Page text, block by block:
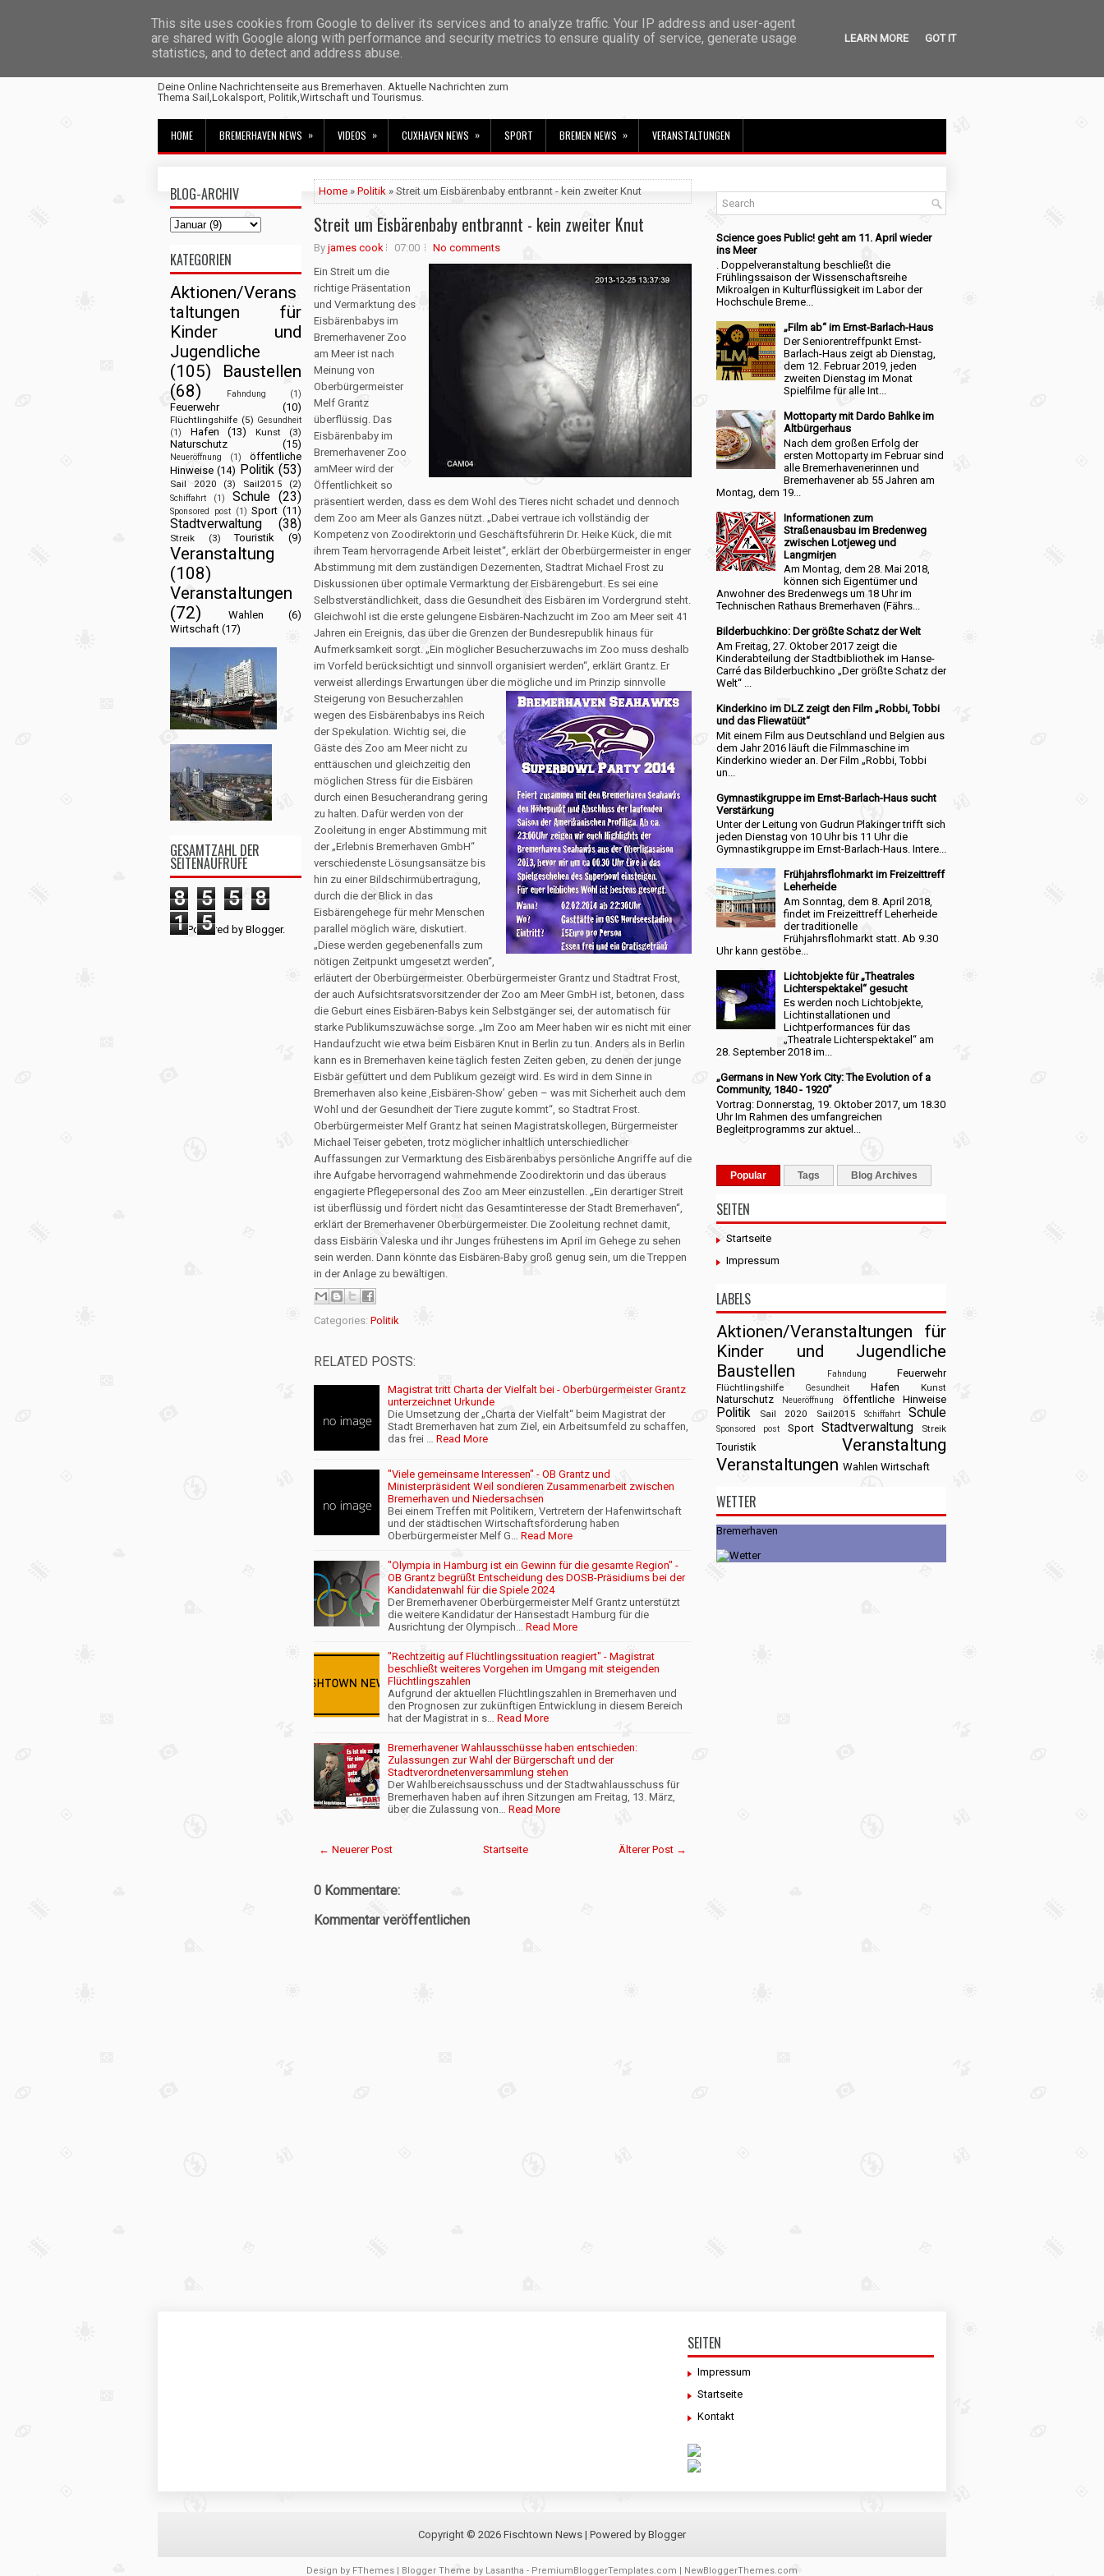
Fischtown News
Deine Online Nachrichtenseite aus Bremerhaven. Aktuelle Nachrichten zum
Thema Sail,Lokalsport, Politik,Wirtschaft und Tourismus.
HOME BREMERHAVEN NEWS » VIDEOS » CUXHAVEN NEWS » SPORT BREMEN NEWS » VERANSTALTUNGEN
BLOG-ARCHIV
KATEGORIEN
Aktionen/Verans
taltungen für
Kinder und
Jugendliche
(105)
Baustellen
(68)
Fahndung (1)
Feuerwehr (10)
Flüchtlingshilfe (5) Gesundheit
(1)
Hafen (13) Kunst (3)
Naturschutz (15)
Neueröffnung (1)
öffentliche
Hinweise (14) Politik (53)
Sail 2020 (3) Sail2015 (2)
Schiffahrt (1) Schule (23)
Sponsored post (1) Sport (11)
Stadtverwaltung (38)
Streik (3) Touristik (9)
Veranstaltung
(108)
Veranstaltungen
(72)
Wahlen
(6)
Wirtschaft (17)
GESAMTZAHL DER
SEITENAUFRUFE
8 5 5
8
1
5
Powered by Blogger.
Home » Politik » Streit um Eisbärenbaby entbrannt - kein zweiter Knut
Streit um Eisbärenbaby entbrannt - kein zweiter Knut
By james cook 07:00
No comments
Ein Streit um die
richtige Präsentation
und Vermarktung des
Eisbärenbabys im
Bremerhavener Zoo
am Meer ist nach
Meinung von
Oberbürgermeister
Melf Grantz
überflüssig. Das
Eisbärenbaby im
Bremerhavener Zoo
amMeer wird der
Öffentlichkeit so
präsentiert werden, dass es dem Wohl des Tieres nicht schadet und dennoch
dem Zoo am Meer als Ganzes nützt. „Dabei vertraue ich vollständig der
Kompetenz von Zoodirektorin und Geschäftsführerin Dr. Heike Kück, die mit
ihrem Team hervorragende Arbeit leistet“, erklärt der Oberbürgermeister in enger
Abstimmung mit dem zuständigen Dezernenten, Stadtrat Michael Frost zu
Diskussionen über optimale Vermarktung der Eisbärengeburt. Es sei eine
Selbstverständlichkeit, dass die Gesundheit des Eisbären im Vordergrund steht.
Gleichwohl ist die erste gelungene Eisbären-Nachzucht im Zoo am Meer seit 41
Jahren ein Ereignis, das über die Grenzen der Bundesrepublik hinaus für
Aufmerksamkeit sorgt. „Ein möglicher Besucherzuwachs im Zoo muss deshalb
im Vorfeld berücksichtigt und sinnvoll organisiert werden“, erklärt Grantz. Er
verweist allerdings Erwartungen über die mögliche und im Prinzip sinnvolle
Steigerung von Besucherzahlen
wegen des Eisbärenbabys ins Reich
der Spekulation. Wichtig sei, die
Gäste des Zoo am Meer nicht zu
enttäuschen und gleichzeitig den
möglichen Stress für die Eisbären
durch einen Besucherandrang gering
zu halten. Dafür werden von der
Zooleitung in enger Abstimmung mit
der „Erlebnis Bremerhaven GmbH“
verschiedenste Lösungsansätze bis
hin zu einer Bildschirmübertragung,
durch die der Blick in das
Eisbärengehege für mehr Menschen
parallel möglich wäre, diskutiert.
„Diese werden gegebenenfalls zum
nötigen Zeitpunkt umgesetzt werden“,
erläutert der Oberbürgermeister. Oberbürgermeister Grantz und Stadtrat Frost,
der auch Aufsichtsratsvorsitzender der Zoo am Meer GmbH ist, betonen, dass
die Geburt eines Eisbären-Babys kein Selbstgänger sei, der automatisch für
starke Publikumszuwächse sorge. „Im Zoo am Meer haben wir es nicht mit einer
Handaufzucht wie etwa beim Eisbären Knut in Berlin zu tun. Anders als in Berlin
kann es in Bremerhaven keine täglich festen Zeiten geben, zu denen der junge
Eisbär gefüttert und dem Publikum gezeigt wird. Es wird in dem Sinne in
Bremerhaven also keine ‚Eisbären-Show’ geben – was mit Sicherheit auch dem
Wohl und der Gesundheit der Tiere zugute kommt“, so Stadtrat Frost.
Oberbürgermeister Melf Grantz hat seinen Magistratskollegen, Bürgermeister
Michael Teiser gebeten, trotz möglicher inhaltlich unterschiedlicher
Auffassungen zur Vermarktung des Eisbärenbabys persönliche Angriffe auf die
ihre Aufgabe hervorragend wahrnehmende Zoodirektorin und das überaus
engagierte Pflegepersonal des Zoo am Meer einzustellen. „Ein derartiger Streit
ist überflüssig und fördert nicht das Gesamtinteresse der Stadt Bremerhaven“,
erklärt der Bremerhavener Oberbürgermeister. Die Zooleitung rechnet damit,
dass Eisbärin Valeska und ihr Junges frühestens im April im Gehege zu sehen
sein werden. Dann könnte das Eisbären-Baby groß genug sein, um die Treppen
in der Anlage zu bewältigen.
Categories: Politik
RELATED POSTS:
Magistrat tritt Charta der Vielfalt bei - Oberbürgermeister Grantz
unterzeichnet Urkunde
Die Umsetzung der „Charta der Vielfalt“ beim Magistrat der
Stadt Bremerhaven hat zum Ziel, ein Arbeitsumfeld zu schaffen,
das frei …
Read More
"Viele gemeinsame Interessen" - OB Grantz und
Ministerpräsident Weil sondieren Zusammenarbeit zwischen
Bremerhaven und Niedersachsen
Bei einem Treffen mit Politikern, Vertretern der Hafenwirtschaft
und der städtischen Wirtschaftsförderung haben
Oberbürgermeister Melf G…
Read More
"Olympia in Hamburg ist ein Gewinn für die gesamte Region" -
OB Grantz begrüßt Entscheidung des DOSB-Präsidiums bei der
Kandidatenwahl für die Spiele 2024
Der Bremerhavener Oberbürgermeister Melf Grantz unterstützt
die weitere Kandidatur der Hansestadt Hamburg für die
Ausrichtung der Olympisch…
Read More
"Rechtzeitig auf Flüchtlingssituation reagiert" - Magistrat
beschließt weiteres Vorgehen im Umgang mit steigenden
Flüchtlingszahlen
Aufgrund der aktuellen Flüchtlingszahlen in Bremerhaven und
den Prognosen zur zukünftigen Entwicklung in diesem Bereich
hat der Magistrat in s…
Read More
Bremerhavener Wahlausschüsse haben entschieden:
Zulassungen zur Wahl der Bürgerschaft und der
Stadtverordnetenversammlung stehen
Der Wahlbereichsausschuss und der Stadtwahlausschuss für
Bremerhaven haben auf ihren Sitzungen am Freitag, 13. März,
über die Zulassung von…
Read More
← Neuerer Post Älterer Post →
Startseite
0 Kommentare:
Kommentar veröffentlichen
Science goes Public! geht am 11. April wieder
ins Meer
. Doppelveranstaltung beschließt die
Frühlingssaison der Wissenschaftsreihe
Mikroalgen in Kulturflüssigkeit im Labor der
Hochschule Breme...
„Film ab“ im Ernst-Barlach-Haus
Der Seniorentreffpunkt Ernst-
Barlach-Haus zeigt ab Dienstag,
dem 12. Februar 2019, jeden
zweiten Dienstag im Monat
Spielfilme für alle Int...
Mottoparty mit Dardo Bahlke im
Altbürgerhaus
Nach dem großen Erfolg der
ersten Mottoparty im Februar sind
alle Bremerhavenerinnen und
Bremerhavener ab 55 Jahren am
Montag, dem 19...
Informationen zum
Straßenausbau im Bredenweg
zwischen Lotjeweg und
Langmirjen
Am Montag, dem 28. Mai 2018,
können sich Eigentümer und
Anwohner des Bredenwegs um 18 Uhr im
Technischen Rathaus Bremerhaven (Fährs...
Bilderbuchkino: Der größte Schatz der Welt
Am Freitag, 27. Oktober 2017 zeigt die
Kinderabteilung der Stadtbibliothek im Hanse-
Carré das Bilderbuchkino „Der größte Schatz der
Welt“ ...
Kinderkino im DLZ zeigt den Film „Robbi, Tobbi
und das Fliewatüüt“
Mit einem Film aus Deutschland und Belgien aus
dem Jahr 2016 läuft die Filmmaschine im
Kinderkino wieder an. Der Film „Robbi, Tobbi
un...
Gymnastikgruppe im Ernst-Barlach-Haus sucht
Verstärkung
Unter der Leitung von Gudrun Plakinger trifft sich
jeden Dienstag von 10 Uhr bis 11 Uhr die
Gymnastikgruppe im Ernst-Barlach-Haus. Intere...
Frühjahrsflohmarkt im Freizeittreff
Leherheide
Am Sonntag, dem 8. April 2018,
findet im Freizeittreff Leherheide
der traditionelle
Frühjahrsflohmarkt statt. Ab 9.30
Uhr kann gestöbe...
Lichtobjekte für „Theatrales
Lichterspektakel“ gesucht
Es werden noch Lichtobjekte,
Lichtinstallationen und
Lichtperformances für das
„Theatrale Lichterspektakel“ am
28. September 2018 im...
„Germans in New York City: The Evolution of a
Community, 1840 - 1920”
Vortrag: Donnerstag, 19. Oktober 2017, um 18.30
Uhr Im Rahmen des umfangreichen
Begleitprogramms zur aktuel...
Popular Tags Blog Archives
SEITEN
Startseite
Impressum
LABELS
Aktionen/Veranstaltungen für
Kinder und Jugendliche
Baustellen
Fahndung Feuerwehr
Flüchtlingshilfe Gesundheit Hafen Kunst
Naturschutz Neueröffnung öffentliche Hinweise
Politik Sail 2020 Sail2015 Schiffahrt Schule
Sponsored post Sport Stadtverwaltung Streik
Touristik
Veranstaltung
Veranstaltungen Wahlen Wirtschaft
WETTER
Bremerhaven
SEITEN
Impressum
Startseite
Kontakt
Copyright © 2026 Fischtown News | Powered by Blogger
Design by FThemes | Blogger Theme by Lasantha - PremiumBloggerTemplates.com | NewBloggerThemes.com
This site uses cookies from Google to deliver its services and to analyze traffic. Your IP address and user-agent
are shared with Google along with performance and security metrics to ensure quality of service, generate usage
statistics, and to detect and address abuse.
LEARN MORE GOT IT